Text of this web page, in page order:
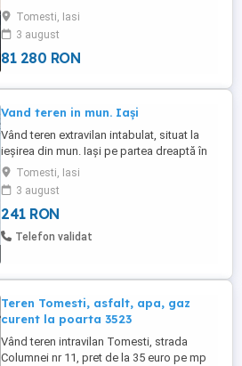
elicoidale Volan si scaun reglabil automat
Incalzire in scaune Faruri automate Mai
multe detalii la telefon Provenienta
GERMANIA Itp valabil 2027 de ...
Tomesti, Iasi
3 august
81 280 RON
Vand teren in mun. Iași
Vând teren extravilan intabulat, situat la
ieșirea din mun. Iași pe partea dreaptă în
sensul de mers către loc. Tomesti (după
Careta), 1300 m de la calea ferată
(barieră), în planul 2 față de drumul
principal, suprafață totală 3154 m, facil și
priveliște deosebita, utilități și case în
Tomesti, Iasi
3 august
241 RON
Telefon validat
Teren Tomesti, asfalt, apa, gaz
curent la poarta 3523
Vând teren intravilan Tomesti, strada
Columnei nr 11, pret de la 35 euro pe mp